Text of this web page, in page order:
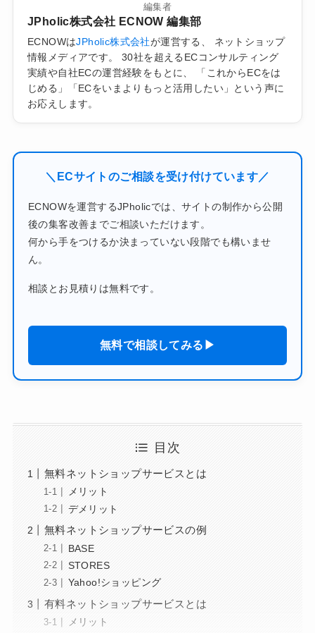
編集者
JPholic株式会社 ECNOW 編集部
ECNOWはJPholic株式会社が運営する、 ネットショップ
情報メディアです。 30社を超えるECコンサルティング
実績や自社ECの運営経験をもとに、 「これからECをは
じめる」「ECをいまよりもっと活用したい」という声に
お応えします。
＼ECサイトのご相談を受け付けています／
ECNOWを運営するJPholicでは、サイトの制作から公開
後の集客改善までご相談いただけます。
何から手をつけるか決まっていない段階でも構いませ
ん。
相談とお見積りは無料です。
無料で相談してみる▶︎
目次
無料ネットショップサービスとは
メリット
デメリット
無料ネットショップサービスの例
BASE
STORES
Yahoo!ショッピング
有料ネットショップサービスとは
メリット